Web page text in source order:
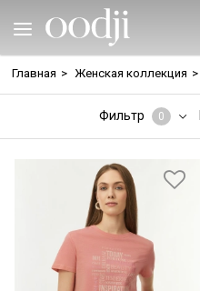
Главная > Женская коллекция >
Фильтр 0